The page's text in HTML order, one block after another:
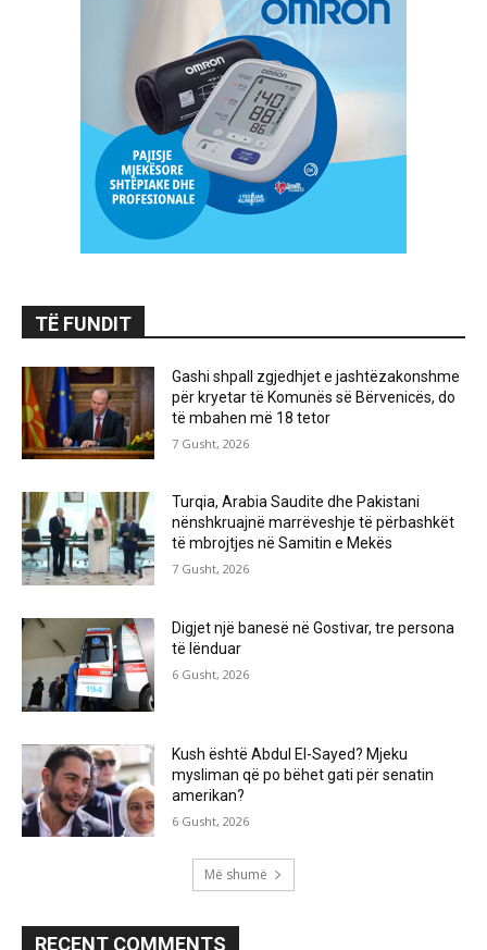
TË FUNDIT
Gashi shpall zgjedhjet e jashtëzakonshme
për kryetar të Komunës së Bërvenicës, do
të mbahen më 18 tetor
7 Gusht, 2026
Turqia, Arabia Saudite dhe Pakistani
nënshkruajnë marrëveshje të përbashkët
të mbrojtjes në Samitin e Mekës
7 Gusht, 2026
Digjet një banesë në Gostivar, tre persona
të lënduar
6 Gusht, 2026
Kush është Abdul El-Sayed? Mjeku
mysliman që po bëhet gati për senatin
amerikan?
6 Gusht, 2026
Më shumë
RECENT COMMENTS